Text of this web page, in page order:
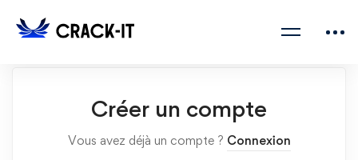
Créer un compte
Vous avez déjà un compte ? Connexion